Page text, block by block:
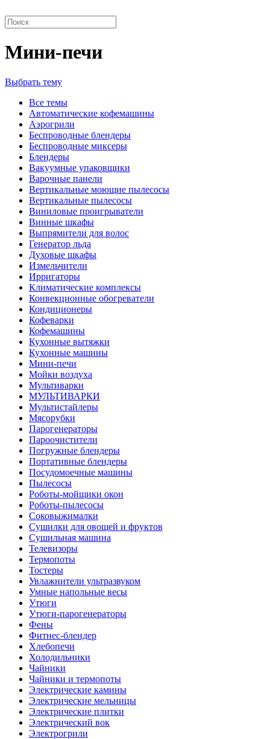
Мини-печи
Выбрать тему
Все темы
Автоматические кофемашины
Аэрогрили
Беспроводные блендеры
Беспроводные миксеры
Блендеры
Вакуумные упаковщики
Варочные панели
Вертикальные моющие пылесосы
Вертикальные пылесосы
Виниловые проигрыватели
Винные шкафы
Выпрямители для волос
Генератор льда
Духовые шкафы
Измельчители
Ирригаторы
Климатические комплексы
Конвекционные обогреватели
Кондиционеры
Кофеварки
Кофемашины
Кухонные вытяжки
Кухонные машины
Мини-печи
Мойки воздуха
Мультиварки
МУЛЬТИВАРКИ
Мультистайлеры
Мясорубки
Парогенераторы
Пароочистители
Погружные блендеры
Портативные блендеры
Посудомоечные машины
Пылесосы
Роботы-мойщики окон
Роботы-пылесосы
Соковыжималки
Сушилки для овощей и фруктов
Сушильная машина
Телевизоры
Термопоты
Тостеры
Увлажнители ультразвуком
Умные напольные весы
Утюги
Утюги-парогенераторы
Фены
Фитнес-блендер
Хлебопечи
Холодильники
Чайники
Чайники и термопоты
Электрические камины
Электрические мельницы
Электрические плитки
Электрический вок
Электрогрили